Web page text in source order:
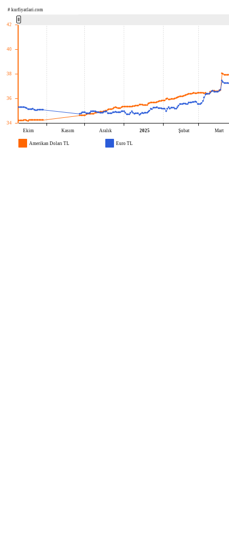
Ekim Kasım Aralık 2025 Şubat Mart
34
36
38
40
42
# kurfiyatlari.com
Amerikan Doları TL Euro TL